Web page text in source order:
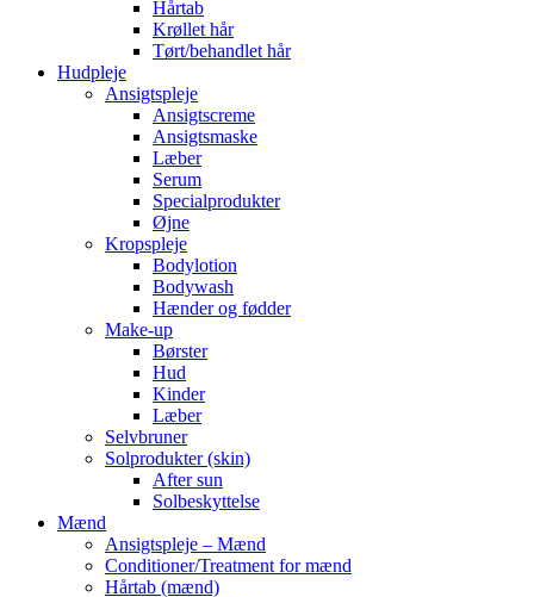
Hårtab
Krøllet hår
Tørt/behandlet hår
Hudpleje
Ansigtspleje
Ansigtscreme
Ansigtsmaske
Læber
Serum
Specialprodukter
Øjne
Kropspleje
Bodylotion
Bodywash
Hænder og fødder
Make-up
Børster
Hud
Kinder
Læber
Selvbruner
Solprodukter (skin)
After sun
Solbeskyttelse
Mænd
Ansigtspleje – Mænd
Conditioner/Treatment for mænd
Hårtab (mænd)